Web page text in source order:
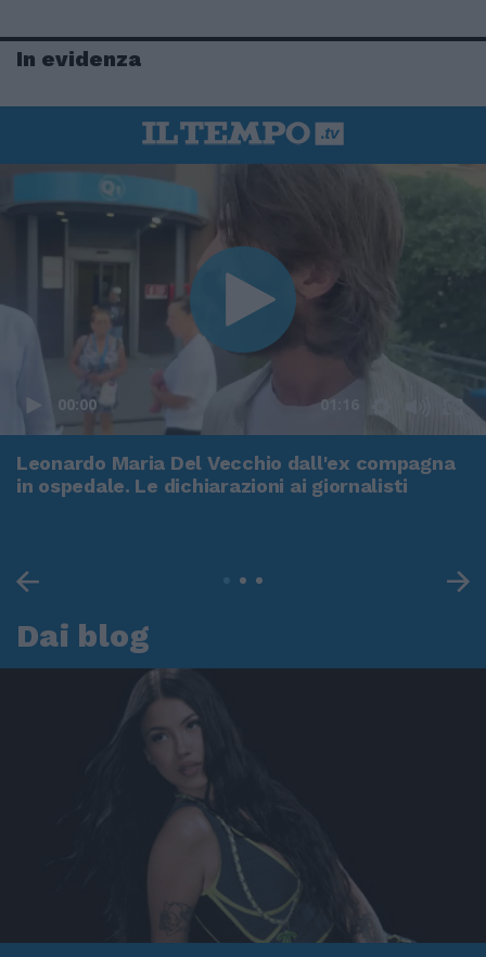
In evidenza
00:00 01:16
Leonardo Maria Del Vecchio dall'ex compagna
in ospedale. Le dichiarazioni ai giornalisti
Dai blog